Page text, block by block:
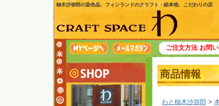
柚木沙弥郎の染色品、フィンランドのクラフト・絵本他、こだわりの店
ご注文方法 お問
商品情報
わと柚木沙弥郎 >